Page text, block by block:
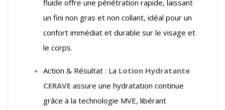
fluide offre une pénétration rapide, laissant
un fini non gras et non collant, idéal pour un
confort immédiat et durable sur le visage et
le corps.
Action & Résultat : La Lotion Hydratante
CERAVE assure une hydratation continue
grâce à la technologie MVE, libérant